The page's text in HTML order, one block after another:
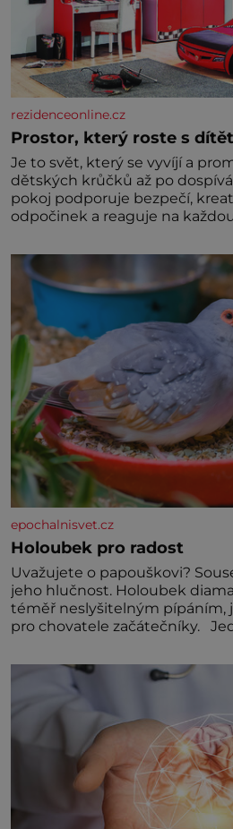
rezidenceonline.cz
Prostor, který roste s
Je to svět, který se vyvíjí a
dětských krůčků až po
pokoj podporuje bezpečí,
odpočinek a reaguje na
jednoduchost, měkkost a
miminka měl působit
Předškolní věk je
epochalnisvet.cz
Holoubek pro radost
Uvažujete o papouškovi?
jeho hlučnost. Holoubek
téměř neslyšitelným pípáním,
pro chovatele začátečníky.
Hodně času tráví na zemi, kde
Jeho domovinou je prakticky
výjimkou pobřežní oblasti.